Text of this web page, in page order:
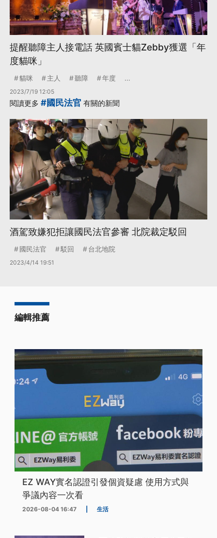
提醒聽障主人接電話 英國賓士貓Zebby獲選「年
度貓咪」
貓咪 主人 聽障 年度 ...
2023/7/19 12:05
閱讀更多 #國民法官 有關的新聞
酒駕致嫌犯拒讓國民法官參審 北院裁定駁回
國民法官 駁回 台北地院
2023/4/14 19:51
編輯推薦
EZ WAY實名認證引發個資疑慮 使用方式與
爭議內容一次看
2026-08-04 16:47 生活